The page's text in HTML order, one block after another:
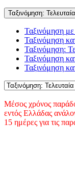
Ταξινόμηση: Τελευταία
Ταξινόμηση
Ταξινόμηση
Ταξινόμηση:
Ταξινόμηση
Ταξινόμηση
Μέσος χρόνος
εντός Ελλάδας
15 ημέρες για τις